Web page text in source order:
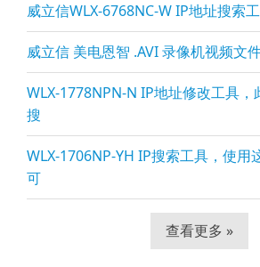
威立信WLX-6768NC-W IP地址搜索
威立信 美电恩智 .AVI 录像机视频文
WLX-1778NPN-N IP地址修改工具
搜
WLX-1706NP-YH IP搜索工具，使用
可
查看更多 »